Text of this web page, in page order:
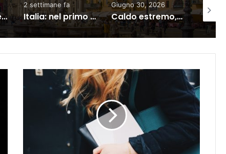
Cultura motore del turismo in Italia, crescono i visitatori
2 settimane fa
Italia: nel primo trimestre 2026 sale ancora il debito pubblico
Giugno 30, 2026
Caldo estremo, Enel blinda la rete contro i blackout
2 giorni fa